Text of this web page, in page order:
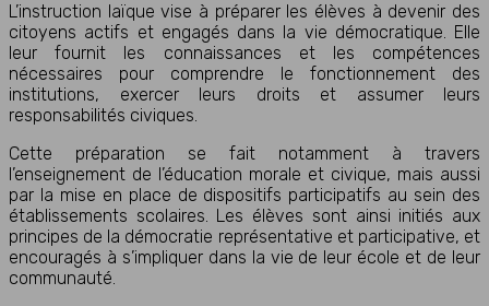
L’instruction laïque vise à préparer les élèves à devenir des
citoyens actifs et engagés dans la vie démocratique. Elle
leur fournit les connaissances et les compétences
nécessaires pour comprendre le fonctionnement des
institutions, exercer leurs droits et assumer leurs
responsabilités civiques.
Cette préparation se fait notamment à travers
l’enseignement de l’éducation morale et civique, mais aussi
par la mise en place de dispositifs participatifs au sein des
établissements scolaires. Les élèves sont ainsi initiés aux
principes de la démocratie représentative et participative, et
encouragés à s’impliquer dans la vie de leur école et de leur
communauté.